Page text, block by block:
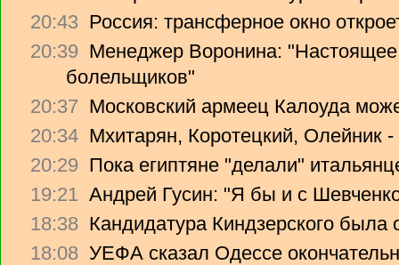
20:43 Россия: трансферное окно
20:39 Менеджер Воронина: "Настоящее
болельщиков"
20:37 Московский армеец Калоуда
20:34 Мхитарян, Коротецкий, Олейник -
20:29 Пока египтяне "делали"
19:21 Андрей Гусин: "Я бы и с
18:38 Кандидатура Киндзерского была
18:08 УЕФА сказал Одессе